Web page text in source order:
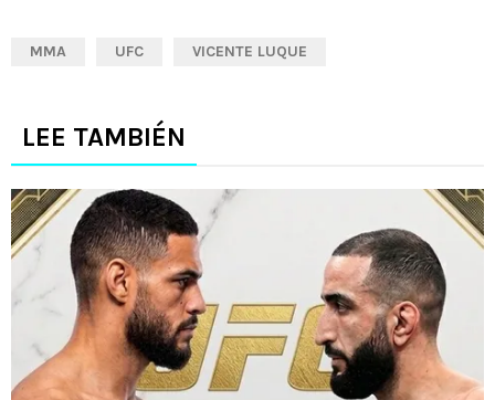
MMA UFC VICENTE LUQUE
LEE TAMBIÉN